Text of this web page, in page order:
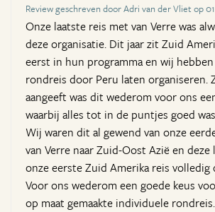
Review geschreven door Adri van der Vliet op
Onze laatste reis met van Verre was
deze organisatie. Dit jaar zit Zuid
eerst in hun programma en wij
rondreis door Peru laten organiseren.
aangeeft was dit wederom voor ons
waarbij alles tot in de puntjes goed
Wij waren dit al gewend van onze
van Verre naar Zuid-Oost Azië en
onze eerste Zuid Amerika reis
Voor ons wederom een goede keus
op maat gemaakte individuele rondreis.